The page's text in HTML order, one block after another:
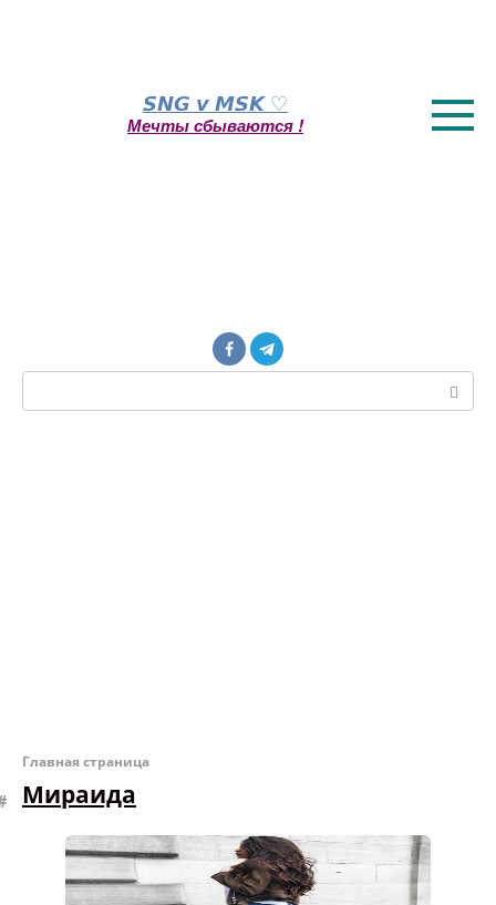
𝙎𝙉𝙂 𝙫 𝙈𝙎𝙆 ♡
Мечты сбываются !
Поиск:
Главная страница
Мираида